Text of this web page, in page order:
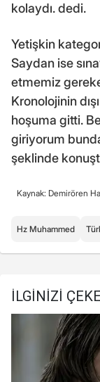
kolaydı. dedi.
Yetişkin
Saydan ise
etmemiz
Kronolojinin
hoşuma gitti.
giriyorum
şeklinde
Kaynak: Demirören
Hz Muhammed